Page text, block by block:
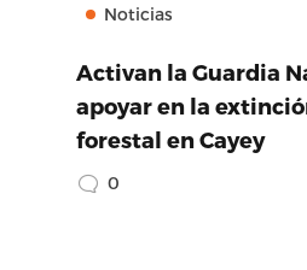
Noticias
Activan la Guardia
apoyar en la
forestal en Cayey
0